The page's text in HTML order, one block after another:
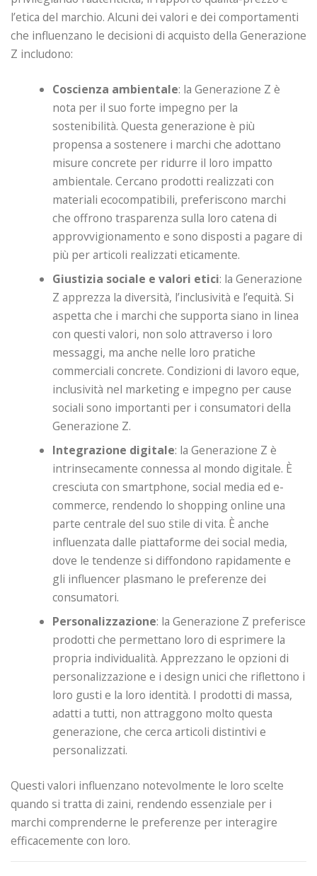
l’etica del marchio. Alcuni dei valori e dei comportamenti
che influenzano le decisioni di acquisto della Generazione
Z includono:
Coscienza ambientale: la Generazione Z è
nota per il suo forte impegno per la
sostenibilità. Questa generazione è più
propensa a sostenere i marchi che adottano
misure concrete per ridurre il loro impatto
ambientale. Cercano prodotti realizzati con
materiali ecocompatibili, preferiscono marchi
che offrono trasparenza sulla loro catena di
approvvigionamento e sono disposti a pagare di
più per articoli realizzati eticamente.
Giustizia sociale e valori etici: la Generazione
Z apprezza la diversità, l’inclusività e l’equità. Si
aspetta che i marchi che supporta siano in linea
con questi valori, non solo attraverso i loro
messaggi, ma anche nelle loro pratiche
commerciali concrete. Condizioni di lavoro eque,
inclusività nel marketing e impegno per cause
sociali sono importanti per i consumatori della
Generazione Z.
Integrazione digitale: la Generazione Z è
intrinsecamente connessa al mondo digitale. È
cresciuta con smartphone, social media ed e-
commerce, rendendo lo shopping online una
parte centrale del suo stile di vita. È anche
influenzata dalle piattaforme dei social media,
dove le tendenze si diffondono rapidamente e
gli influencer plasmano le preferenze dei
consumatori.
Personalizzazione: la Generazione Z preferisce
prodotti che permettano loro di esprimere la
propria individualità. Apprezzano le opzioni di
personalizzazione e i design unici che riflettono i
loro gusti e la loro identità. I ​​prodotti di massa,
adatti a tutti, non attraggono molto questa
generazione, che cerca articoli distintivi e
personalizzati.
Questi valori influenzano notevolmente le loro scelte
quando si tratta di zaini, rendendo essenziale per i
marchi comprenderne le preferenze per interagire
efficacemente con loro.